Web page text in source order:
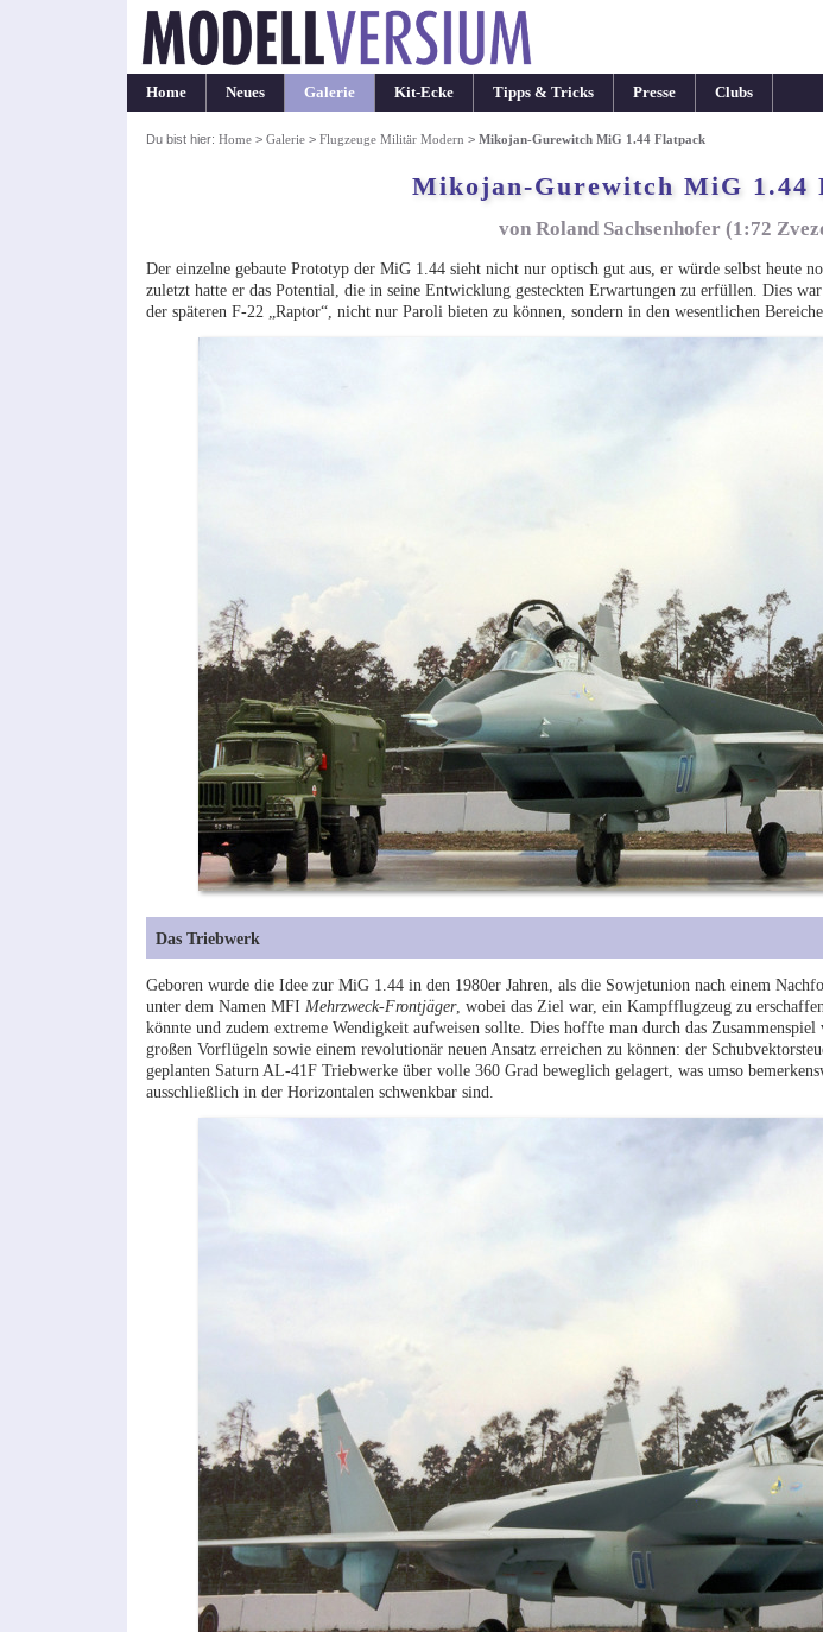
Home Neues Galerie Kit-Ecke Tipps & Tricks Presse Clubs
Du bist hier: Home> Galerie> Flugzeuge Militär Modern > Mikojan-Gurewitch MiG 1.44 Flatpack
Mikojan-Gurewitch MiG 1.44
von Roland Sachsenhofer (1:72
Der einzelne gebaute Prototyp der MiG 1.44 sieht nicht nur optisch gut aus, er würde selbst heute
zuletzt hatte er das Potential, die in seine Entwicklung gesteckten Erwartungen zu erfüllen. Dies
der späteren F-22 „Raptor“, nicht nur Paroli bieten zu können, sondern in den wesentlichen
Das Triebwerk
Geboren wurde die Idee zur MiG 1.44 in den 1980er Jahren, als die Sowjetunion nach einem
unter dem Namen MFI Mehrzweck-Frontjäger, wobei das Ziel war, ein Kampfflugzeug zu
könnte und zudem extreme Wendigkeit aufweisen sollte. Dies hoffte man durch das
großen Vorflügeln sowie einem revolutionär neuen Ansatz erreichen zu können: der
geplanten Saturn AL-41F Triebwerke über volle 360 Grad beweglich gelagert, was umso
ausschließlich in der Horizontalen schwenkbar sind.